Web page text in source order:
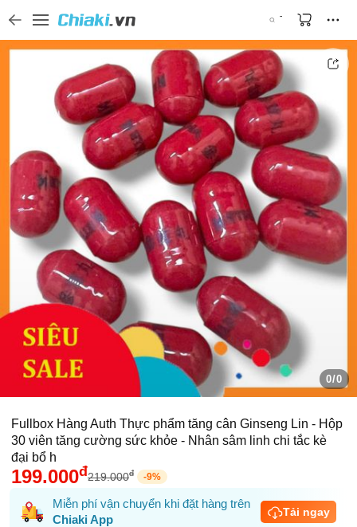
0/0
Fullbox Hàng Auth Thực phẩm tăng cân Ginseng Lin - Hộp
30 viên tăng cường sức khỏe - Nhân sâm linh chi tắc kè
đại bổ h
199.000đ219.000đ -9%
Miễn phí vận chuyển khi đặt hàng trên
Chiaki App
Tải ngay